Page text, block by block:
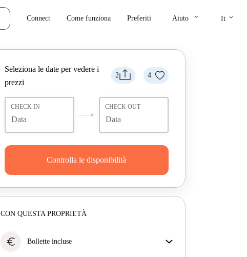
Connect Come funziona Preferiti Aiuto keyboard_arrow_down It keyboard_arrow_down
2 4
Seleziona le date per vedere i
prezzi
CHECK IN CHECK OUT
Controlla le disponibilità
CON QUESTA PROPRIETÀ
euro Bollette incluse